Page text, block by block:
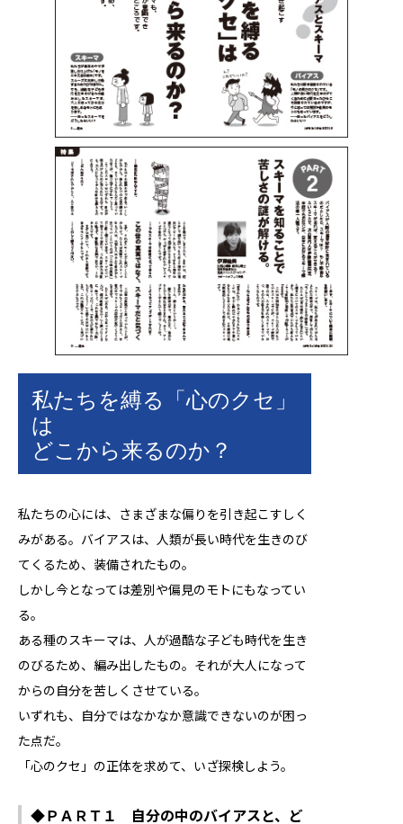
私たちを縛る「心のクセ」
は
どこから来るのか？
私たちの心には、さまざまな偏りを引き起こすしく
みがある。バイアスは、人類が長い時代を生きのび
てくるため、装備されたもの。
しかし今となっては差別や偏見のモトにもなってい
る。
ある種のスキーマは、人が過酷な子ども時代を生き
のびるため、編み出したもの。それが大人になって
からの自分を苦しくさせている。
いずれも、自分ではなかなか意識できないのが困っ
た点だ。
「心のクセ」の正体を求めて、いざ探検しよう。
◆ＰＡＲＴ１ 自分の中のバイアスと、ど